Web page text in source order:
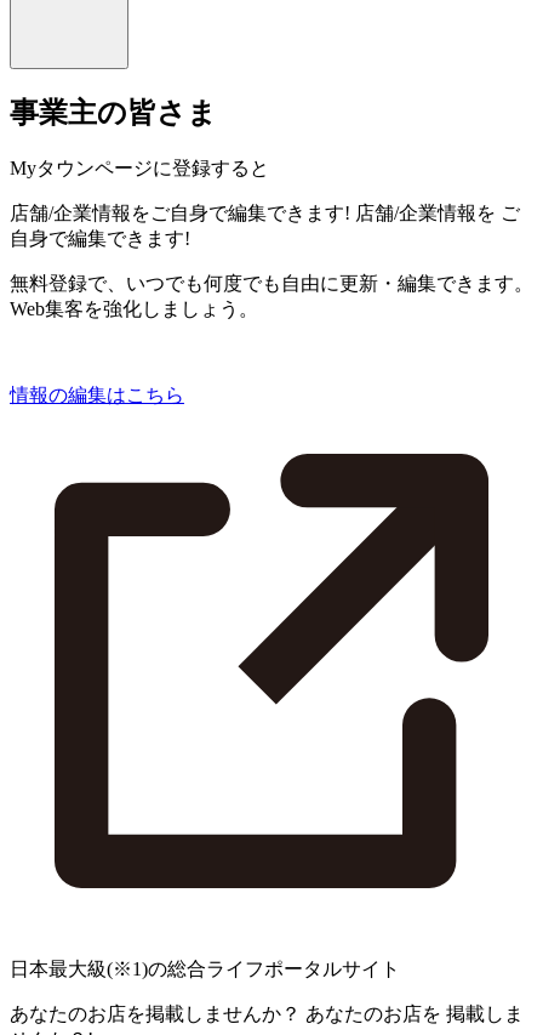
事業主の皆さま
Myタウンページに登録すると
店舗/企業情報をご自身で編集できます! 店舗/企業情報を ご
自身で編集できます!
無料登録で、いつでも何度でも自由に更新・編集できます。
Web集客を強化しましょう。
情報の編集はこちら
日本最大級(※1)の総合ライフポータルサイト
あなたのお店を掲載しませんか？ あなたのお店を 掲載しま